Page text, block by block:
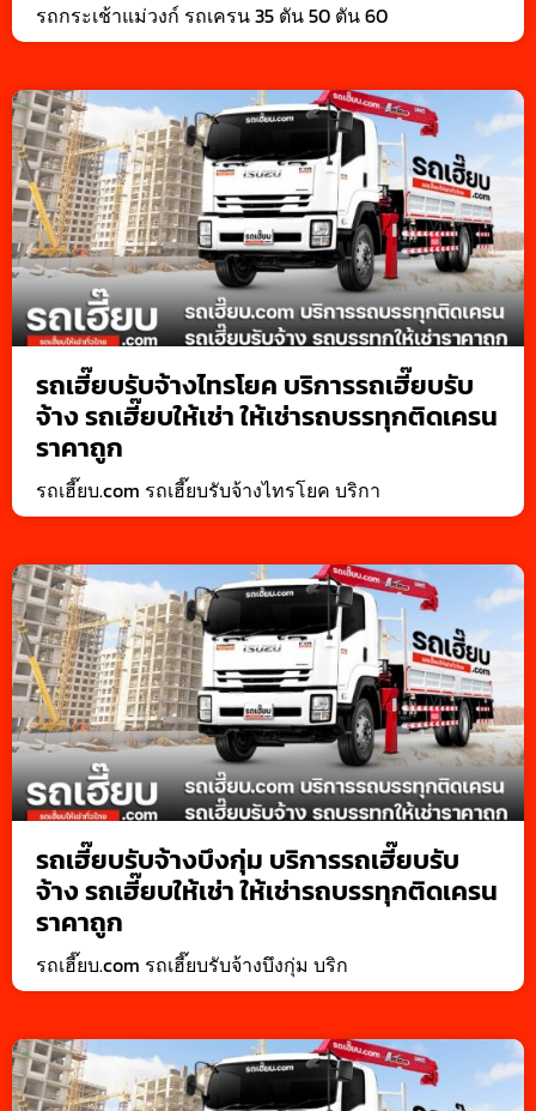
รถกระเช้าแม่วงก์ รถเครน 35 ตัน 50 ตัน 60
รถเฮี๊ยบรับจ้างไทรโยค บริการรถเฮี๊ยบรับ
จ้าง รถเฮี๊ยบให้เช่า ให้เช่ารถบรรทุกติดเครน
ราคาถูก
รถเฮี๊ยบ.com รถเฮี๊ยบรับจ้างไทรโยค บริกา
รถเฮี๊ยบรับจ้างบึงกุ่ม บริการรถเฮี๊ยบรับ
จ้าง รถเฮี๊ยบให้เช่า ให้เช่ารถบรรทุกติดเครน
ราคาถูก
รถเฮี๊ยบ.com รถเฮี๊ยบรับจ้างบึงกุ่ม บริก